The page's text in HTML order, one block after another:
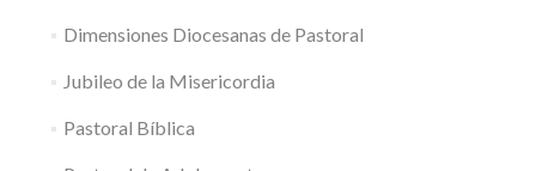
Dimensiones Diocesanas de Pastoral
Jubileo de la Misericordia
Pastoral Bíblica